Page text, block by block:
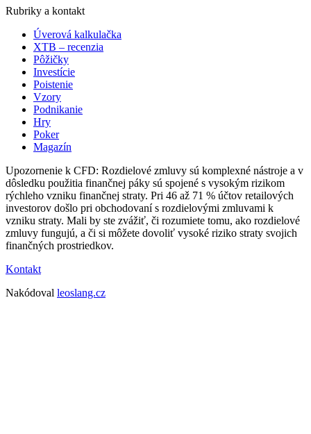
Rubriky a kontakt
Úverová kalkulačka
XTB – recenzia
Pôžičky
Investície
Poistenie
Vzory
Podnikanie
Hry
Poker
Magazín
Upozornenie k CFD: Rozdielové zmluvy sú komplexné nástroje a v
dôsledku použitia finančnej páky sú spojené s vysokým rizikom
rýchleho vzniku finančnej straty. Pri 46 až 71 % účtov retailových
investorov došlo pri obchodovaní s rozdielovými zmluvami k
vzniku straty. Mali by ste zvážiť, či rozumiete tomu, ako rozdielové
zmluvy fungujú, a či si môžete dovoliť vysoké riziko straty svojich
finančných prostriedkov.
Kontakt
Nakódoval leoslang.cz